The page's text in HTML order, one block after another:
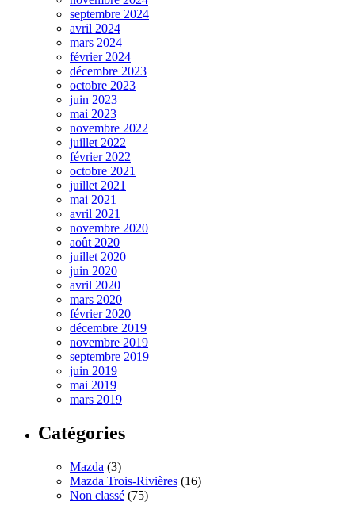
septembre 2024
avril 2024
mars 2024
février 2024
décembre 2023
octobre 2023
juin 2023
mai 2023
novembre 2022
juillet 2022
février 2022
octobre 2021
juillet 2021
mai 2021
avril 2021
novembre 2020
août 2020
juillet 2020
juin 2020
avril 2020
mars 2020
février 2020
décembre 2019
novembre 2019
septembre 2019
juin 2019
mai 2019
mars 2019
Catégories
Mazda (3)
Mazda Trois-Rivières (16)
Non classé (75)